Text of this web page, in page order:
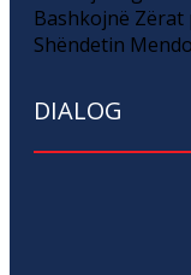
Bashkojnë
Shëndetin
DIALOG